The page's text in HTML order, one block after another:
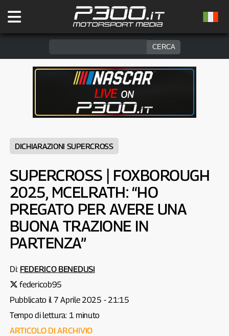
DICHIARAZIONI SUPERCROSS
SUPERCROSS | FOXBOROUGH
2025, MCELRATH: “HO
PREGATO PER AVERE UNA
BUONA TRAZIONE IN
PARTENZA”
Di: FEDERICO BENEDUSI
federicob95
Pubblicato il 7 Aprile 2025 - 21:15
Tempo di lettura: 1 minuto
ARTICOLO DI ARCHIVIO